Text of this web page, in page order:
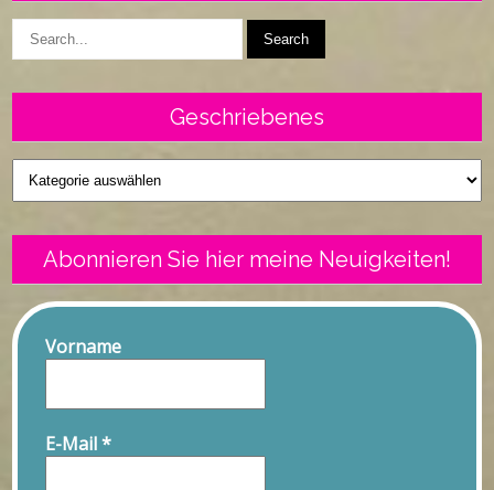
Geschriebenes
Geschriebenes
Abonnieren Sie hier meine Neuigkeiten!
Vorname
E-Mail*